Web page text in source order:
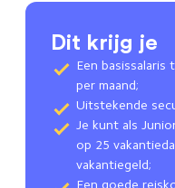
Dit krijg je
Een basissalaris
per maand;
Uitstekende
Je kunt als
op 25
vakantiegeld;
Een goede